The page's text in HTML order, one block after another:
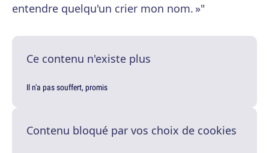
entendre quelqu'un crier mon nom. »"
Ce contenu n'existe plus
Il n'a pas souffert, promis
Contenu bloqué par vos choix de cookies